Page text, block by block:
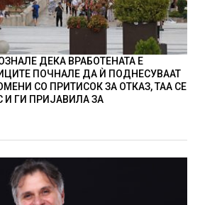
ДЕКА ВРАБОТЕНАТА Е
ПОЧНАЛЕ ДА Ѝ ПОДНЕСУВААТ
СО ПРИТИСОК ЗА ОТКАЗ, ТАА СЕ
И ГИ ПРИЈАВИЛА ЗА